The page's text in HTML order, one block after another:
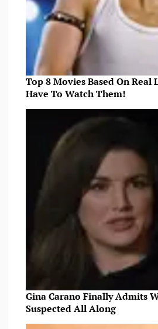
Top 8 Movies Based On Real
Have To Watch Them!
Gina Carano Finally Admits
Suspected All Along